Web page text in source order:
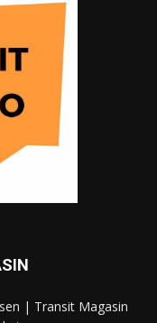
| Transit Magasin